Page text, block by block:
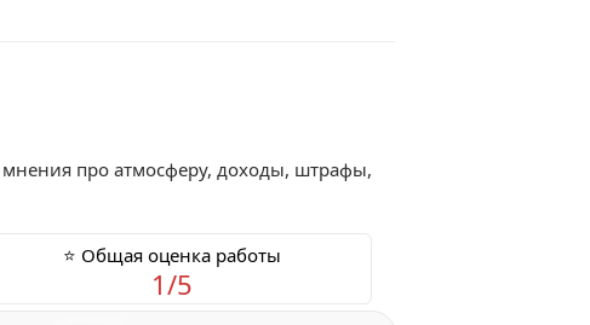
мнения про атмосферу, доходы, штрафы,
⭐ Общая оценка работы
1/5